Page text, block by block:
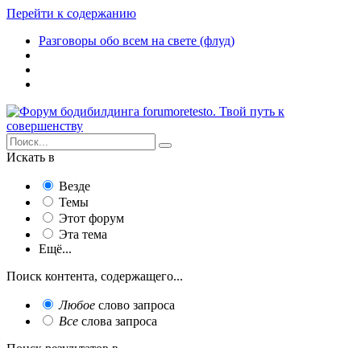
Перейти к содержанию
Разговоры обо всем на свете (флуд)
Искать в
Везде
Темы
Этот форум
Эта тема
Ещё...
Поиск контента, содержащего...
Любое слово запроса
Все слова запроса